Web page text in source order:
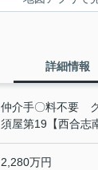
詳細情報
仲介手〇料不要
須屋第19【西合志
2,280万円